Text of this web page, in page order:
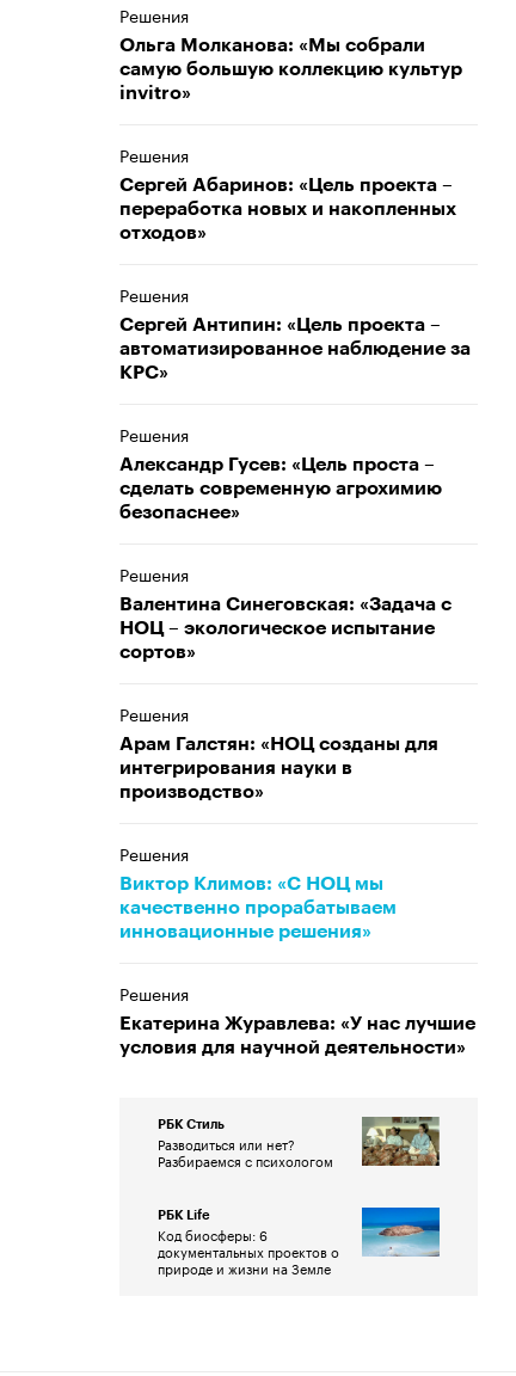
Решения
Ольга Молканова: «Мы собрали
самую большую коллекцию культур
invitrо»
Решения
Сергей Абаринов: «Цель проекта –
переработка новых и накопленных
отходов»
Решения
Сергей Антипин: «Цель проекта –
автоматизированное наблюдение за
КРС»
Решения
Александр Гусев: «Цель проста –
сделать современную агрохимию
безопаснее»
Решения
Валентина Синеговская: «Задача с
НОЦ – экологическое испытание
сортов»
Решения
Арам Галстян: «НОЦ созданы для
интегрирования науки в
производство»
Решения
Виктор Климов: «С НОЦ мы
качественно прорабатываем
инновационные решения»
Решения
Екатерина Журавлева: «У нас лучшие
условия для научной деятельности»
РБК Стиль
Разводиться или нет?
Разбираемся с психологом
РБК Life
Код биосферы: 6
документальных проектов о
природе и жизни на Земле